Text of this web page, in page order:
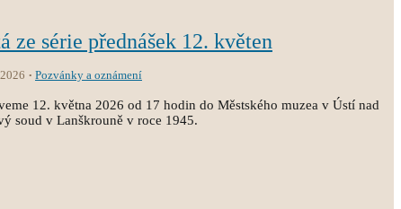
ze série přednášek 12. květen
Pozvánky a oznámení
12. května 2026 od 17 hodin do Městského muzea v Ústí nad
soud v Lanškrouně v roce 1945.